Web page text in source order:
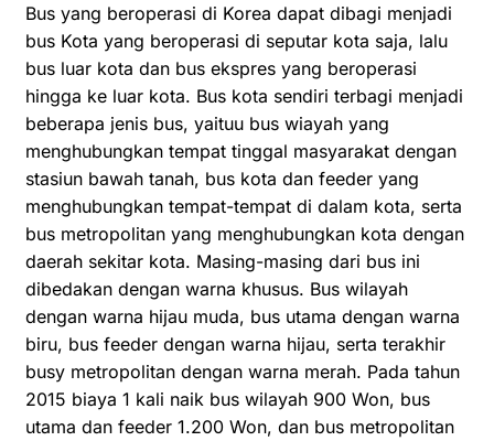
Bus yang beroperasi di Korea dapat dibagi menjadi
bus Kota yang beroperasi di seputar kota saja, lalu
bus luar kota dan bus ekspres yang beroperasi
hingga ke luar kota. Bus kota sendiri terbagi menjadi
beberapa jenis bus, yaituu bus wiayah yang
menghubungkan tempat tinggal masyarakat dengan
stasiun bawah tanah, bus kota dan feeder yang
menghubungkan tempat-tempat di dalam kota, serta
bus metropolitan yang menghubungkan kota dengan
daerah sekitar kota. Masing-masing dari bus ini
dibedakan dengan warna khusus. Bus wilayah
dengan warna hijau muda, bus utama dengan warna
biru, bus feeder dengan warna hijau, serta terakhir
busy metropolitan dengan warna merah. Pada tahun
2015 biaya 1 kali naik bus wilayah 900 Won, bus
utama dan feeder 1.200 Won, dan bus metropolitan